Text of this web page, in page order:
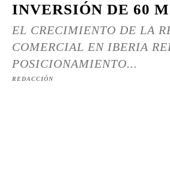
INVERSIÓN DE 60
EL CRECIMIENTO DE LA
COMERCIAL EN IBERIA
POSICIONAMIENTO...
REDACCIÓN